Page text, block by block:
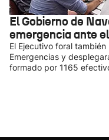
El Gobierno de
emergencia ante
El Ejecutivo foral
Emergencias y
formado por 1165